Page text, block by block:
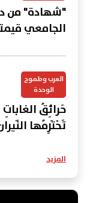
"شهادة" من
الجامعي
العرب وطموح
الوحدة
حَرائِقُ
تَحْتَرِمُها
المزيد